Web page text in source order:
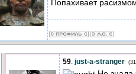
Попахивает
59. just-a-stranger